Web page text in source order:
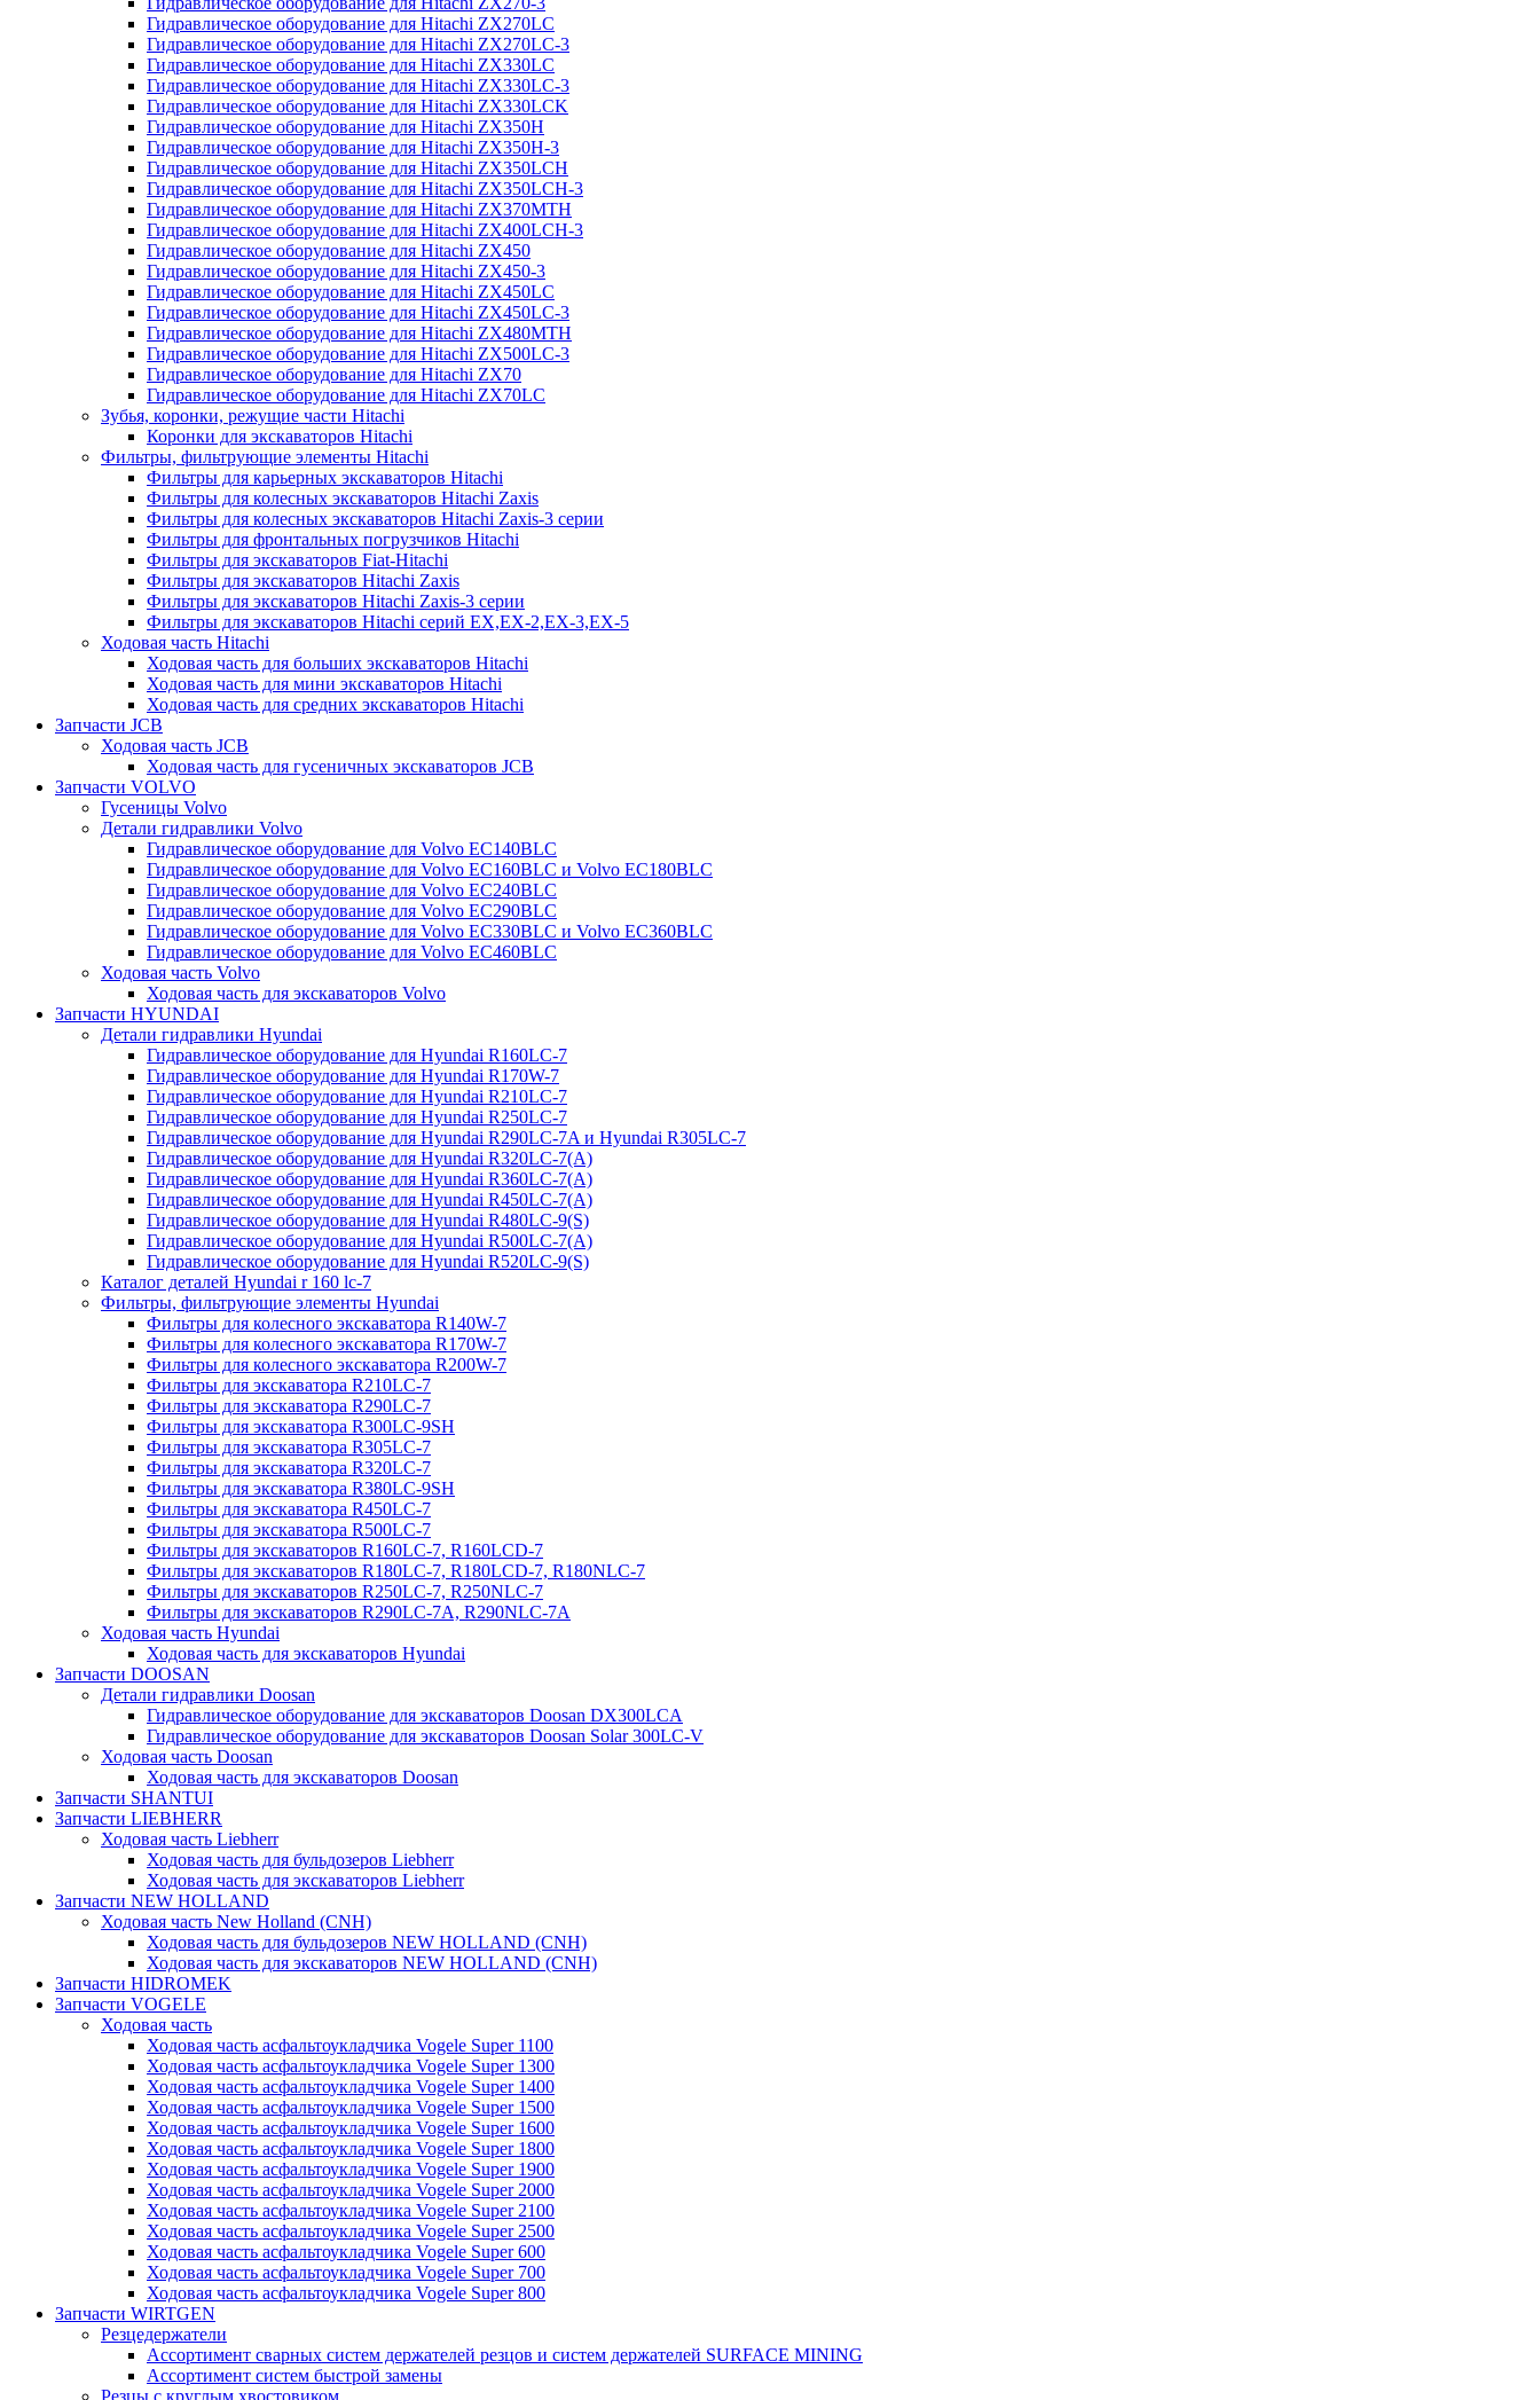
Гидравлическое оборудование для Hitachi ZX270LC
Гидравлическое оборудование для Hitachi ZX270LC-3
Гидравлическое оборудование для Hitachi ZX330LC
Гидравлическое оборудование для Hitachi ZX330LC-3
Гидравлическое оборудование для Hitachi ZX330LCK
Гидравлическое оборудование для Hitachi ZX350H
Гидравлическое оборудование для Hitachi ZX350H-3
Гидравлическое оборудование для Hitachi ZX350LCH
Гидравлическое оборудование для Hitachi ZX350LCH-3
Гидравлическое оборудование для Hitachi ZX370MTH
Гидравлическое оборудование для Hitachi ZX400LCH-3
Гидравлическое оборудование для Hitachi ZX450
Гидравлическое оборудование для Hitachi ZX450-3
Гидравлическое оборудование для Hitachi ZX450LC
Гидравлическое оборудование для Hitachi ZX450LC-3
Гидравлическое оборудование для Hitachi ZX480MTH
Гидравлическое оборудование для Hitachi ZX500LC-3
Гидравлическое оборудование для Hitachi ZX70
Гидравлическое оборудование для Hitachi ZX70LC
Зубья, коронки, режущие части Hitachi
Коронки для экскаваторов Hitachi
Фильтры, фильтрующие элементы Hitachi
Фильтры для карьерных экскаваторов Hitachi
Фильтры для колесных экскаваторов Hitachi Zaxis
Фильтры для колесных экскаваторов Hitachi Zaxis-3 серии
Фильтры для фронтальных погрузчиков Hitachi
Фильтры для экскаваторов Fiat-Hitachi
Фильтры для экскаваторов Hitachi Zaxis
Фильтры для экскаваторов Hitachi Zaxis-3 серии
Фильтры для экскаваторов Hitachi серий EX,EX-2,EX-3,EX-5
Ходовая часть Hitachi
Ходовая часть для больших экскаваторов Hitachi
Ходовая часть для мини экскаваторов Hitachi
Ходовая часть для средних экскаваторов Hitachi
Запчасти JCB
Ходовая часть JCB
Ходовая часть для гусеничных экскаваторов JCB
Запчасти VOLVO
Гусеницы Volvo
Детали гидравлики Volvo
Гидравлическое оборудование для Volvo EC140BLC
Гидравлическое оборудование для Volvo EC160BLC и Volvo EC180BLC
Гидравлическое оборудование для Volvo EC240BLC
Гидравлическое оборудование для Volvo EC290BLC
Гидравлическое оборудование для Volvo EC330BLC и Volvo EC360BLC
Гидравлическое оборудование для Volvo EC460BLC
Ходовая часть Volvo
Ходовая часть для экскаваторов Volvo
Запчасти HYUNDAI
Детали гидравлики Hyundai
Гидравлическое оборудование для Hyundai R160LC-7
Гидравлическое оборудование для Hyundai R170W-7
Гидравлическое оборудование для Hyundai R210LC-7
Гидравлическое оборудование для Hyundai R250LC-7
Гидравлическое оборудование для Hyundai R290LC-7A и Hyundai R305LC-7
Гидравлическое оборудование для Hyundai R320LC-7(A)
Гидравлическое оборудование для Hyundai R360LC-7(A)
Гидравлическое оборудование для Hyundai R450LC-7(A)
Гидравлическое оборудование для Hyundai R480LC-9(S)
Гидравлическое оборудование для Hyundai R500LC-7(A)
Гидравлическое оборудование для Hyundai R520LC-9(S)
Каталог деталей Hyundai r 160 lc-7
Фильтры, фильтрующие элементы Hyundai
Фильтры для колесного экскаватора R140W-7
Фильтры для колесного экскаватора R170W-7
Фильтры для колесного экскаватора R200W-7
Фильтры для экскаватора R210LC-7
Фильтры для экскаватора R290LC-7
Фильтры для экскаватора R300LC-9SH
Фильтры для экскаватора R305LC-7
Фильтры для экскаватора R320LC-7
Фильтры для экскаватора R380LC-9SH
Фильтры для экскаватора R450LC-7
Фильтры для экскаватора R500LC-7
Фильтры для экскаваторов R160LC-7, R160LCD-7
Фильтры для экскаваторов R180LC-7, R180LCD-7, R180NLC-7
Фильтры для экскаваторов R250LC-7, R250NLC-7
Фильтры для экскаваторов R290LC-7A, R290NLC-7A
Ходовая часть Hyundai
Ходовая часть для экскаваторов Hyundai
Запчасти DOOSAN
Детали гидравлики Doosan
Гидравлическое оборудование для экскаваторов Doosan DX300LCA
Гидравлическое оборудование для экскаваторов Doosan Solar 300LC-V
Ходовая часть Doosan
Ходовая часть для экскаваторов Doosan
Запчасти SHANTUI
Запчасти LIEBHERR
Ходовая часть Liebherr
Ходовая часть для бульдозеров Liebherr
Ходовая часть для экскаваторов Liebherr
Запчасти NEW HOLLAND
Ходовая часть New Holland (CNH)
Ходовая часть для бульдозеров NEW HOLLAND (CNH)
Ходовая часть для экскаваторов NEW HOLLAND (CNH)
Запчасти HIDROMEK
Запчасти VOGELE
Ходовая часть
Ходовая часть асфальтоукладчика Vogele Super 1100
Ходовая часть асфальтоукладчика Vogele Super 1300
Ходовая часть асфальтоукладчика Vogele Super 1400
Ходовая часть асфальтоукладчика Vogele Super 1500
Ходовая часть асфальтоукладчика Vogele Super 1600
Ходовая часть асфальтоукладчика Vogele Super 1800
Ходовая часть асфальтоукладчика Vogele Super 1900
Ходовая часть асфальтоукладчика Vogele Super 2000
Ходовая часть асфальтоукладчика Vogele Super 2100
Ходовая часть асфальтоукладчика Vogele Super 2500
Ходовая часть асфальтоукладчика Vogele Super 600
Ходовая часть асфальтоукладчика Vogele Super 700
Ходовая часть асфальтоукладчика Vogele Super 800
Запчасти WIRTGEN
Резцедержатели
Ассортимент сварных систем держателей резцов и систем держателей SURFACE MINING
Ассортимент систем быстрой замены
Резцы с круглым хвостовиком